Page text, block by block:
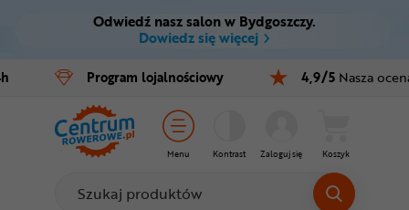
Ctrl M
Menu główne
Informacje o produkcie
Do koszyka
Odwiedź nasz salon w Bydgoszczy.
Dowiedz się więcej
Program lojalnościowy 4,9/5 Nasza
Menu Kontrast Zaloguj się Koszyk
Rowery
E-bike
Części
Akcesoria